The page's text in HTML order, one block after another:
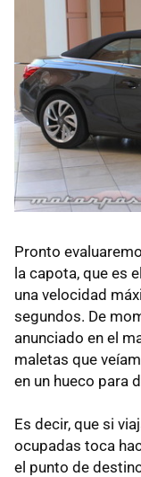
Pronto
la capota, que es
una velocidad
segundos. De
anunciado en el
maletas que
en un hueco para
Es decir, que si
ocupadas toca
el punto de